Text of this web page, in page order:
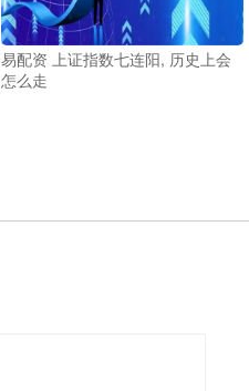
易配资 上证指数七连阳, 历史上会
怎么走